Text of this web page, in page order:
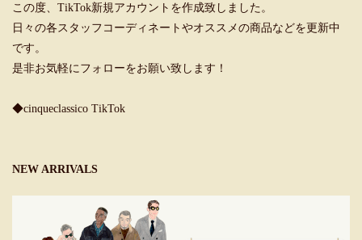
この度、TikTok新規アカウントを作成致しました。
日々の各スタッフコーディネートやオススメの商品などを更新中
です。
是非お気軽にフォローをお願い致します！
◆cinqueclassico TikTok
NEW ARRIVALS